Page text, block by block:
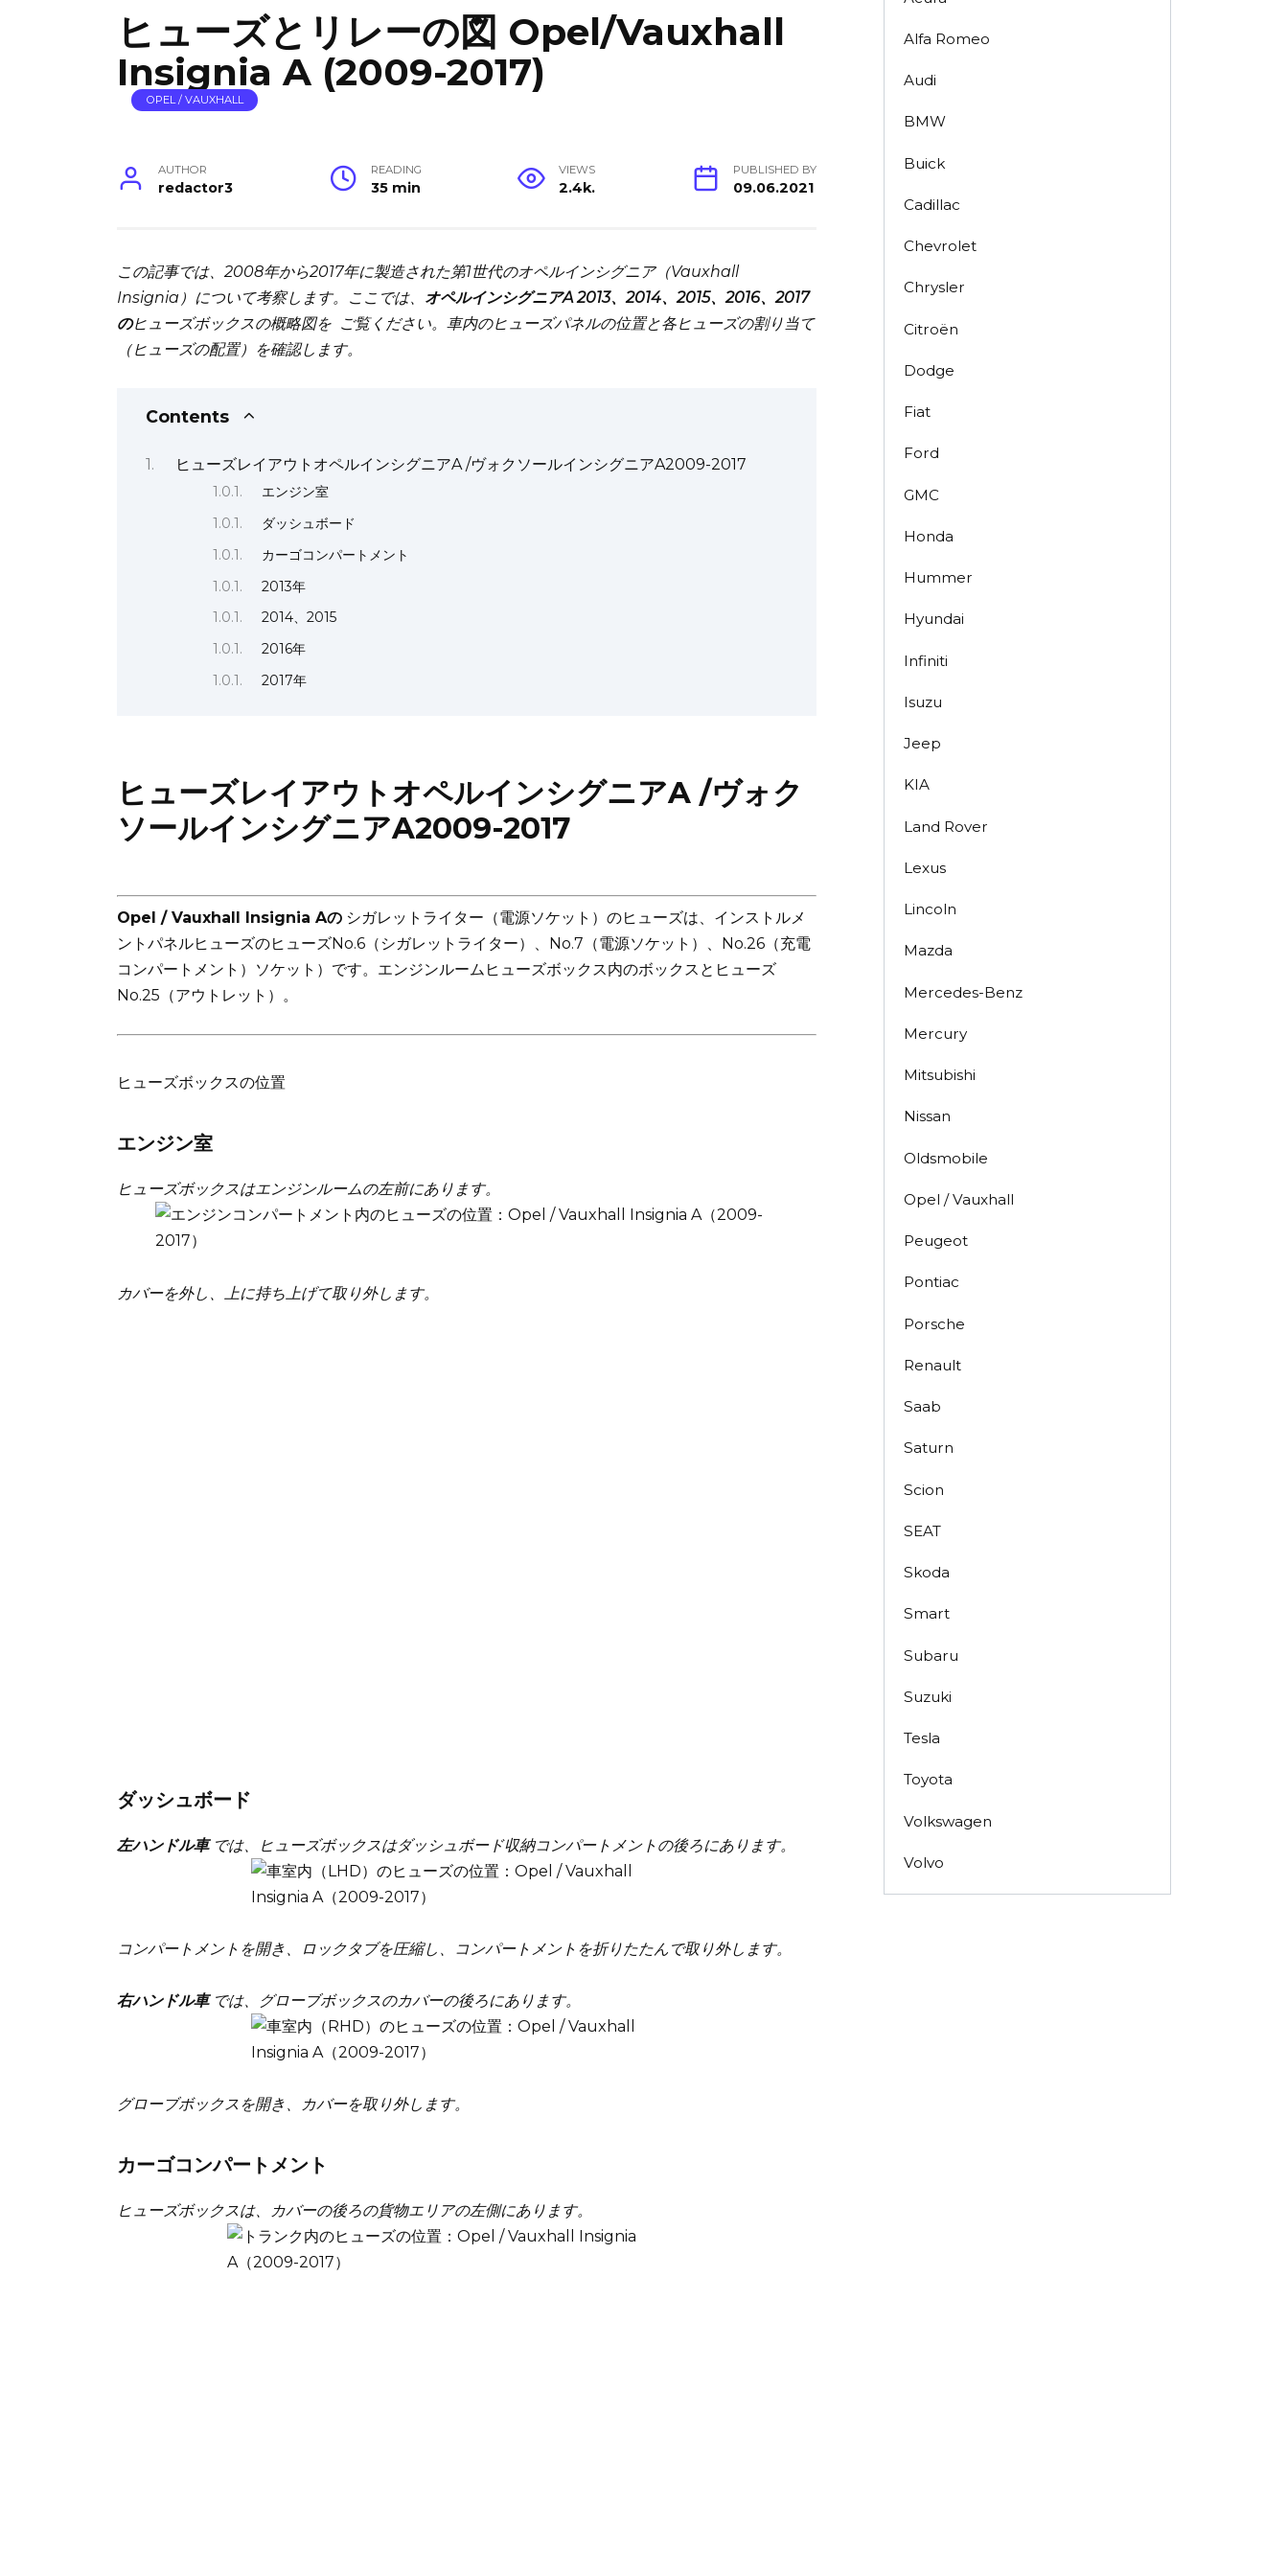
ヒューズとリレーの図 Opel/Vauxhall
Insignia A (2009-2017)
OPEL / VAUXHALL
AUTHOR
redactor3
READING
35 min
VIEWS
2.4k.
PUBLISHED BY
09.06.2021
この記事では、2008年から2017年に製造された第1世代のオペルインシグニア（Vauxhall
Insignia）について考察します。ここでは、 オペルインシグニアA 2013、2014、2015、2016、2017
のヒューズボックスの概略図を ご覧ください。車内のヒューズパネルの位置と各ヒューズの割り当て
（ヒューズの配置）を確認します。
Contents
ヒューズレイアウトオペルインシグニアA /ヴォクソールインシグニアA2009-2017
エンジン室
ダッシュボード
カーゴコンパートメント
2013年
2014、2015
2016年
2017年
ヒューズレイアウトオペルインシグニアA /ヴォク
ソールインシグニアA2009-2017
Opel / Vauxhall Insignia Aの シガレットライター（電源ソケット）のヒューズは、インストルメ
ントパネルヒューズのヒューズNo.6（シガレットライター）、No.7（電源ソケット）、No.26（充電
コンパートメント）ソケット）です。エンジンルームヒューズボックス内のボックスとヒューズ
No.25（アウトレット）。
ヒューズボックスの位置
エンジン室
ヒューズボックスはエンジンルームの左前にあります。
カバーを外し、上に持ち上げて取り外します。
ダッシュボード
左ハンドル車では、ヒューズボックスはダッシュボード収納コンパートメントの後ろにあります。
コンパートメントを開き、ロックタブを圧縮し、コンパートメントを折りたたんで取り外します。
右ハンドル車では、グローブボックスのカバーの後ろにあります。
グローブボックスを開き、カバーを取り外します。
カーゴコンパートメント
ヒューズボックスは、カバーの後ろの貨物エリアの左側にあります。
Alfa Romeo
Audi
BMW
Buick
Cadillac
Chevrolet
Chrysler
Citroën
Dodge
Fiat
Ford
GMC
Honda
Hummer
Hyundai
Infiniti
Isuzu
Jeep
KIA
Land Rover
Lexus
Lincoln
Mazda
Mercedes-Benz
Mercury
Mitsubishi
Nissan
Oldsmobile
Opel / Vauxhall
Peugeot
Pontiac
Porsche
Renault
Saab
Saturn
Scion
SEAT
Skoda
Smart
Subaru
Suzuki
Tesla
Toyota
Volkswagen
Volvo